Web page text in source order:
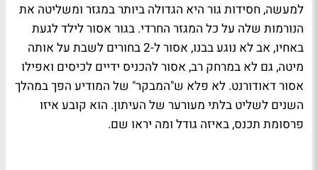
למעשה, חסידות גור היא הגדולה ביותר במגזר ומשליטה את
הנורמות שלה על כל המגזר החרדי. בגור אסור לילד לגעת
באחיו, אב לא נוגע בבנו, אסור ל-2 בחורים לשבת על אותה
מיטה, גם לא במרחק רב, אסור להכניס ידיים לכיסים ואפילו
אסור דאודורנט. לא פלא ש"המבקר" של המודיע הפך במהלך
השנים לשליט בלתי מעורער של העיתון. הוא קובע איזו
פרסומת תכנס, באיזה גודל ומה יראו שם.